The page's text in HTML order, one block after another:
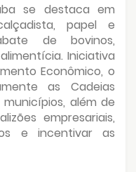
se destaca em
papel e
de bovinos,
Iniciativa
Econômico, o
as Cadeias
municípios, além de
empresariais,
e incentivar as